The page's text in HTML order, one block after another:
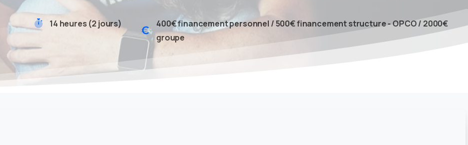
14 heures (2 jours)
400€ financement personnel / 500€ financement structure - OPCO / 2000€
groupe